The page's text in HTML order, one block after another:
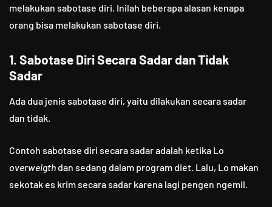
melakukan sabotase diri. Inilah beberapa alasan kenapa
orang bisa melakukan sabotase diri.
1. Sabotase Diri Secara Sadar dan Tidak
Sadar
Ada dua jenis sabotase diri, yaitu dilakukan secara sadar
dan tidak.
Contoh sabotase diri secara sadar adalah ketika Lo
overweigth dan sedang dalam program diet. Lalu, Lo makan
sekotak es krim secara sadar karena lagi pengen ngemil.